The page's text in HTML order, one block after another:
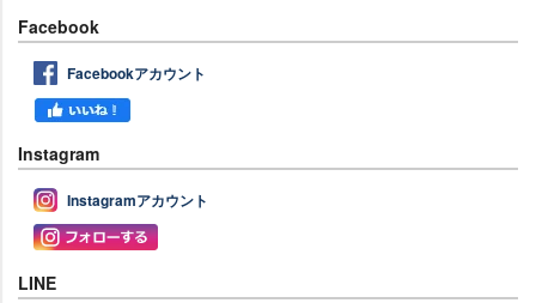
Facebook
Facebookアカウント
Instagram
Instagramアカウント
LINE